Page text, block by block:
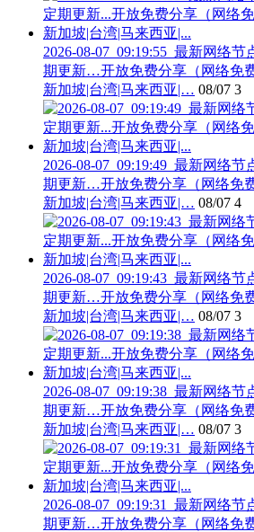
2026-08-07_09:19:55_最新网络
期更新…开放免费分享（网络免
新加坡|台湾|马来西亚|… 08/07 3
2026-08-07_09:19:49_最新网络
期更新…开放免费分享（网络免
新加坡|台湾|马来西亚|… 08/07 4
2026-08-07_09:19:43_最新网络
期更新…开放免费分享（网络免
新加坡|台湾|马来西亚|… 08/07 3
2026-08-07_09:19:38_最新网络
期更新…开放免费分享（网络免
新加坡|台湾|马来西亚|… 08/07 3
2026-08-07_09:19:31_最新网络
期更新…开放免费分享（网络免